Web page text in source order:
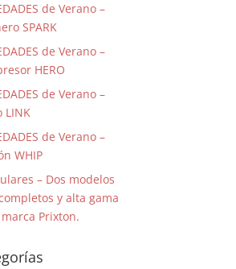
de Verano –
SPARK
de Verano –
HERO
de Verano –
LINK
de Verano –
WHIP
– Dos modelos
y alta gama
Prixton.